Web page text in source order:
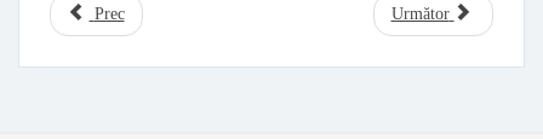
Prec Următor